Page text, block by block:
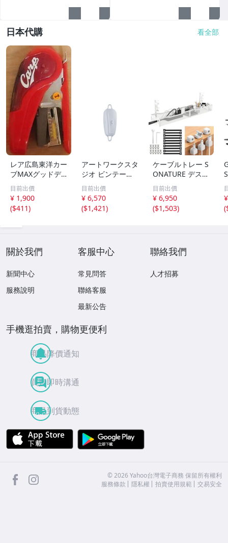
日本代購 看全部
レア広島東洋カー
ブMAXグッドデ
ザイン賞ホッチキ
スHD-10NLKマッ
クス今日も勝ちっ
とサクリSAKURI
目前出價
¥ 1,900
($411)
アートワークスタ
ジオ ビンテージ
ケーブルアジャス
ター コード収納
コードリール 適
合ケーブルφ7m
目前出價
¥ 6,570
($1,421)
ケーブルトレー S
ONATURE デスク
下 収納 配線隠し
幅64cm天板1〜5
cm対応 人気版 穴
あけ不要 12KG耐
目前出價
¥ 6,950
($1,503)
(
關於我們
新聞中心
服務說明
客服中心
常見問答
聯絡客服
最新公告
聯絡我們
人才招募
手機逛拍賣，購物更便利
商品降價通知
買賣即時溝通
商品到貨動態
APP Store
facebook ©2026 Yahoo台灣電子商務 保留所有權利
服務條款
隱私權 拍賣使用規範 交易安全